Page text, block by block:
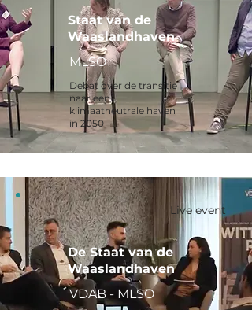
Staat van de
Waaslandhaven
MLSO
Debat over de transitie
naar een
klimaatneutrale haven
in 2050
Live event
De Staat van de
Waaslandhaven
VDAB - MLSO